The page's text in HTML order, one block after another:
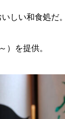
しい和食処だ。
）を提供。